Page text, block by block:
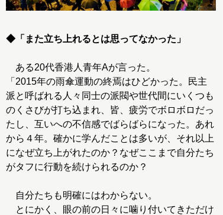
◆「また立ち上れるとは思ってなかった」
ある20代香港人青年Aが言った。
「2015年の雨傘運動の終焉はひどかった。民主
派と呼ばれる人々同士の派閥や世代間にいくつも
のくさびが打ち込まれ、皆、疲労でボロボロだっ
たし、互いへの不信感でばらばらになった。あれ
から４年。確かに学んだことは多いが、それ以上
になぜ立ち上がれたのか？なぜここまで自分たち
がタフに行動を続けられるのか？
自分たちも明確にはわからない。
とにかく、眼の前の日々に噛り付いてきただけ